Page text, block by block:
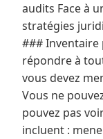
audits Face à
stratégies
### Inventaire
répondre à
vous devez
Vous ne
pouvez pas
incluent :